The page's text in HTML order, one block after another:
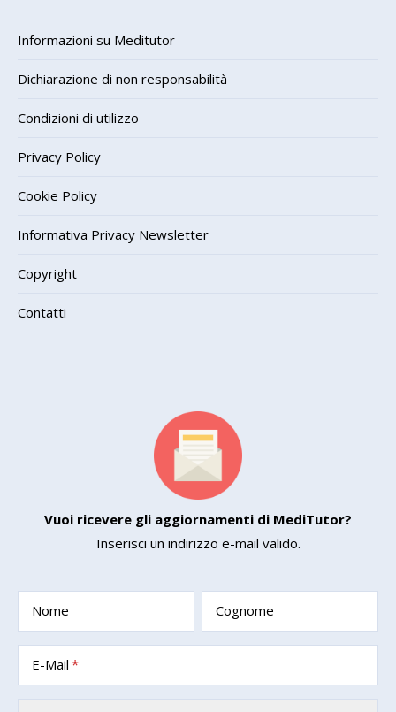
Informazioni su Meditutor
Dichiarazione di non responsabilità
Condizioni di utilizzo
Privacy Policy
Cookie Policy
Informativa Privacy Newsletter
Copyright
Contatti
Vuoi ricevere gli aggiornamenti di MediTutor?
Inserisci un indirizzo e-mail valido.
Nome Cognome
E-Mail